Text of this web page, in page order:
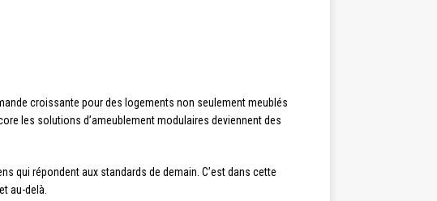
croissante pour des logements non seulement meublés
les solutions d’ameublement modulaires deviennent des
qui répondent aux standards de demain. C’est dans cette
au-delà.